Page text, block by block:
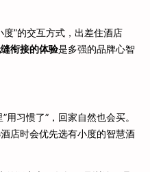
”的交互方式，出差住酒店
衔接的体验是多强的品牌心智
用习惯了”，回家自然也会买。
店时会优先选有小度的智慧酒